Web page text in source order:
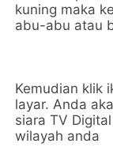
kuning maka
abu-abu atau
Kemudian klik
layar. Anda
siara TV
wilayah anda